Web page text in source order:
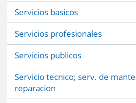
Servicios basicos
Servicios profesionales
Servicios publicos
Servicio tecnico; serv. de
reparacion